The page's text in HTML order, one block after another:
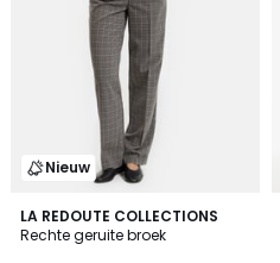
Nieuw
LA REDOUTE COLLECTIONS
Rechte geruite broek